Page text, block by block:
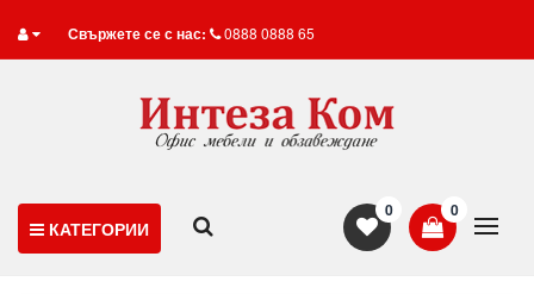
Свържете се с нас: 0888 0888 65
КАТЕГОРИИ
0
0